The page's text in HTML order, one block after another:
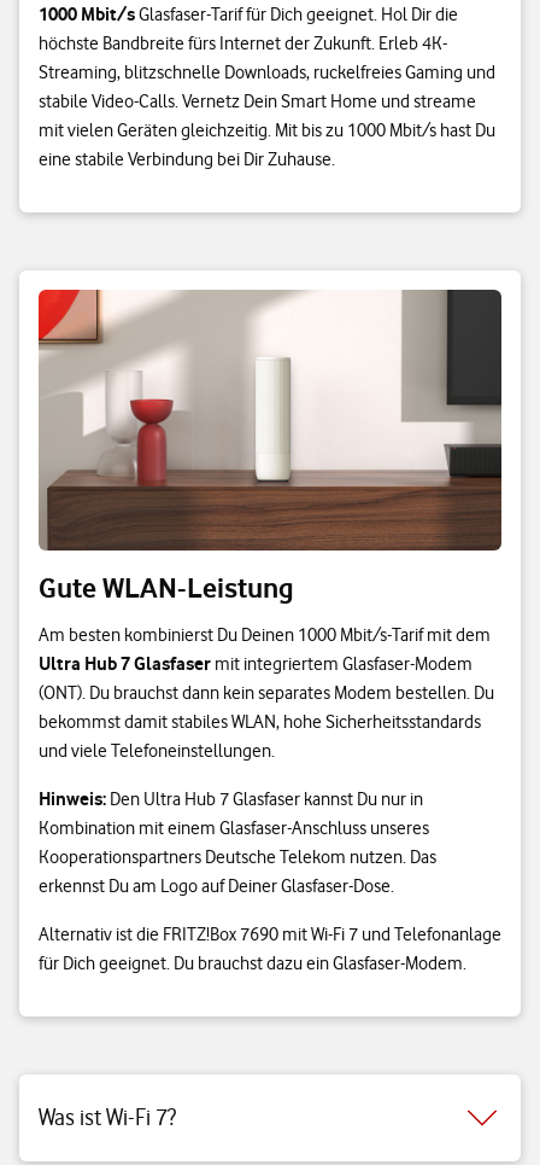
1000 Mbit/sGlasfaser-Tarif für Dich geeignet. Hol Dir die
höchste Bandbreite fürs Internet der Zukunft. Erleb 4K-
Streaming, blitzschnelle Downloads, ruckelfreies Gaming und
stabile Video-Calls. Vernetz Dein Smart Home und streame
mit vielen Geräten gleichzeitig. Mit bis zu 1000 Mbit/s hast Du
eine stabile Verbindung bei Dir Zuhause.
Gute WLAN-Leistung
Am besten kombinierst Du Deinen 1000 Mbit/s-Tarif mit dem
Ultra Hub 7 Glasfaser mit integriertem Glasfaser-Modem
(ONT). Du brauchst dann kein separates Modem bestellen. Du
bekommst damit stabiles WLAN, hohe Sicherheitsstandards
und viele Telefoneinstellungen.
Hinweis: Den Ultra Hub 7 Glasfaser kannst Du nur in
Kombination mit einem Glasfaser-Anschluss unseres
Kooperationspartners Deutsche Telekom nutzen. Das
erkennst Du am Logo auf Deiner Glasfaser-Dose.
Alternativ ist die FRITZ!Box 7690 mit Wi-Fi 7 und Telefonanlage
für Dich geeignet. Du brauchst dazu ein Glasfaser-Modem.
Was ist Wi-Fi 7?